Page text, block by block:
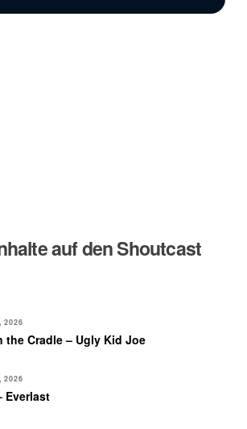
auf den Shoutcast
2026
the Cradle – Ugly Kid Joe
2026
Everlast